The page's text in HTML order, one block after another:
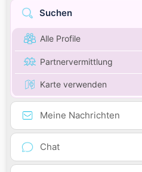
Suchen
Alle Profile
Partnervermittlung
Karte verwenden
Meine Nachrichten
Chat